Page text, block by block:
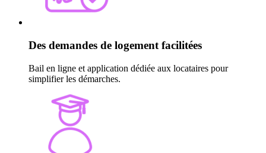
Des demandes de logement facilitées
Bail en ligne et application dédiée aux locataires pour
simplifier les démarches.